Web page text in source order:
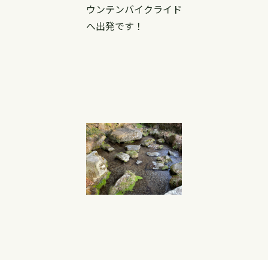
ウンテンバイクライド
へ出発です！